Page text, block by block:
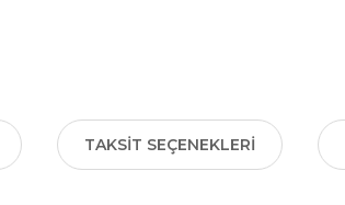
TAKSIT SEÇENEKLERI